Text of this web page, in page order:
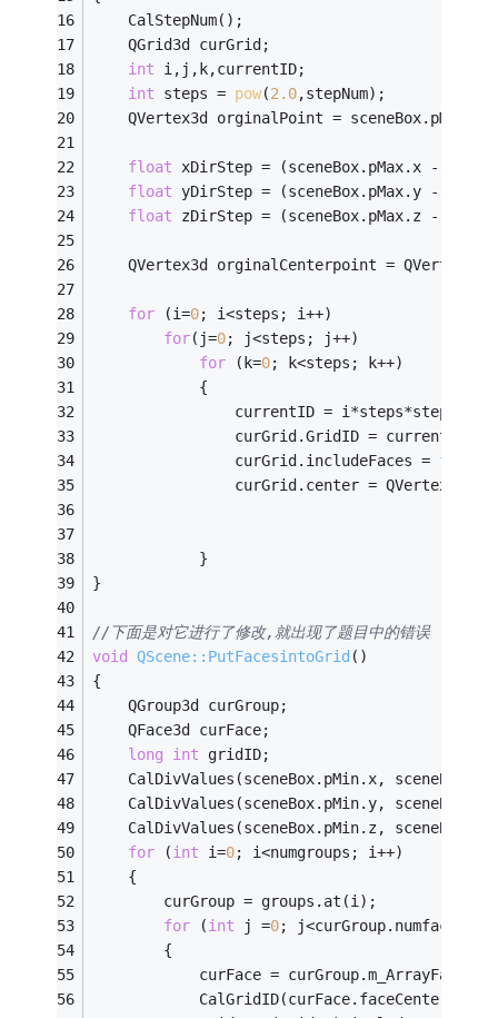
	CalStepNum();
	QGrid3d curGrid;
int i,j,k,currentID;
int steps = pow(2.0,stepNum);
	QVertex3d orginalPoint = sceneBox.pMin;
float xDirStep = (sceneBox.pMax.x -
float yDirStep = (sceneBox.pMax.y -
float zDirStep = (sceneBox.pMax.z -
QVertex3d orginalCenterpoint =
for (i=0; i<steps; i++)
for(j=0; j<steps; j++)
for (k=0; k<steps; k++)
			{
currentID = i*steps*steps +
				curGrid.GridID = currentID;
				curGrid.includeFaces =
false
curGrid.center =
			}
}
//下面是对它进行了修改,就出现了题目中的错误
void
QScene::PutFacesintoGrid ()
{
	QGroup3d curGroup;
	QFace3d curFace;
long
int gridID;
CalDivValues(sceneBox.pMin.x,
CalDivValues(sceneBox.pMin.y,
CalDivValues(sceneBox.pMin.z,
for (int i=0; i<numgroups; i++)
	{
		curGroup = groups.at(i);
for (int j =0; j<curGroup.numfaces;
		{
curFace =
CalGridID(curFace.faceCenter,